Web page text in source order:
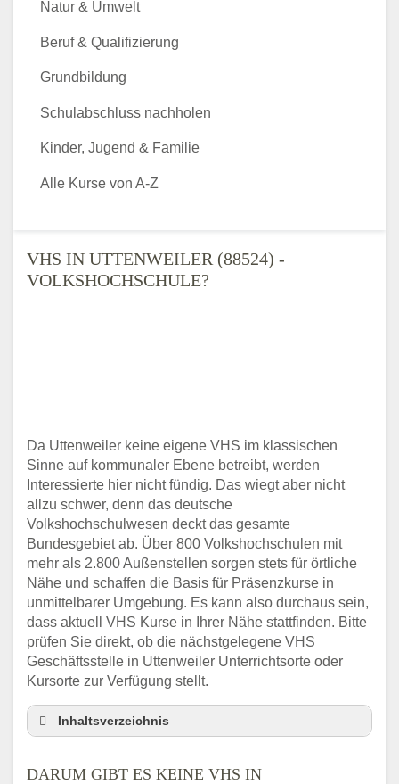
VHS IN UTTENWEILER (88524) -
VOLKSHOCHSCHULE?
Da Uttenweiler keine eigene VHS im klassischen
Sinne auf kommunaler Ebene betreibt, werden
Interessierte hier nicht fündig. Das wiegt aber nicht
allzu schwer, denn das deutsche
Volkshochschulwesen deckt das gesamte
Bundesgebiet ab. Über 800 Volkshochschulen mit
mehr als 2.800 Außenstellen sorgen stets für örtliche
Nähe und schaffen die Basis für Präsenzkurse in
unmittelbarer Umgebung. Es kann also durchaus sein,
dass aktuell VHS Kurse in Ihrer Nähe stattfinden. Bitte
prüfen Sie direkt, ob die nächstgelegene VHS
Geschäftsstelle in Uttenweiler Unterrichtsorte oder
Kursorte zur Verfügung stellt.
Inhaltsverzeichnis
3 schnelle Tipps
DARUM GIBT ES KEINE VHS IN
Natur & Umwelt
Beruf & Qualifizierung
Grundbildung
Schulabschluss nachholen
Kinder, Jugend & Familie
Alle Kurse von A-Z